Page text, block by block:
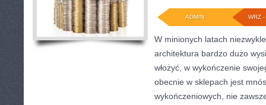
WRZ
ADMIN
W minionych latach
architektura bardzo dużo
włożyć, w wykończenie
obecnie w sklepach jest
wykończeniowych, nie